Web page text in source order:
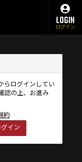
LOGIN
ログイン
らログインしてい
認の上、お進み
約
イン